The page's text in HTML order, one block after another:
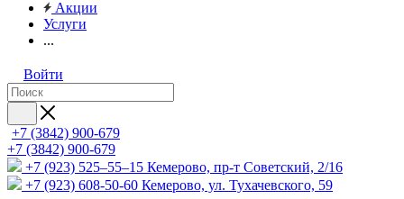
Акции
Услуги
...
Войти
+7 (3842) 900-679
+7 (3842) 900-679
+7 (923) 525–55–15 Кемерово, пр-т Советский, 2/16
+7 (923) 608-50-60 Кемерово, ул. Тухачевского, 59